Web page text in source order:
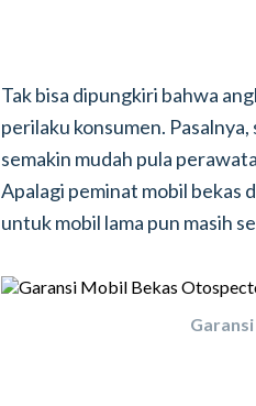
Tak bisa dipungkiri bahwa
perilaku konsumen.
semakin mudah pula
Apalagi peminat mobil bekas
untuk mobil lama pun masih